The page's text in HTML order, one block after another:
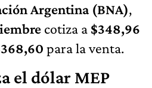
Argentina (BNA),
cotiza a $348,96
para la venta.
el dólar MEP